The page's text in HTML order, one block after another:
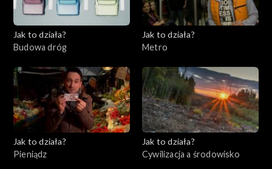
Jak to działa?
Budowa dróg
Jak to działa?
Metro
Jak to działa?
Pieniądz
Jak to działa?
Cywilizacja a środowisko